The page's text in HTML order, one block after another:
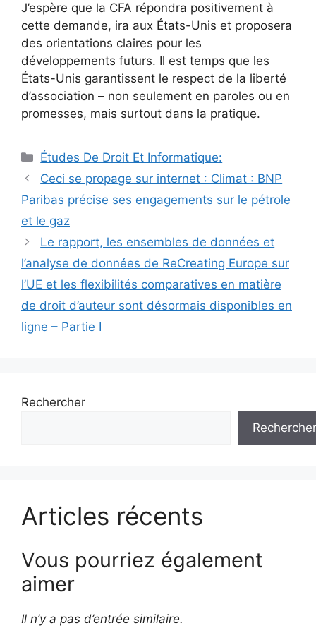
J’espère que la CFA répondra positivement à
cette demande, ira aux États-Unis et proposera
des orientations claires pour les
développements futurs. Il est temps que les
États-Unis garantissent le respect de la liberté
d’association – non seulement en paroles ou en
promesses, mais surtout dans la pratique.
Catégories
Études De Droit Et Informatique:
Navigation
des
Ceci se propage sur internet : Climat : BNP
Paribas précise ses engagements sur le pétrole
et le gaz
Le rapport, les ensembles de données et
l’analyse de données de ReCreating Europe sur
l’UE et les flexibilités comparatives en matière
de droit d’auteur sont désormais disponibles en
ligne – Partie I
Rechercher
Rechercher
Articles récents
Vous pourriez également
aimer
Il n’y a pas d’entrée similaire.